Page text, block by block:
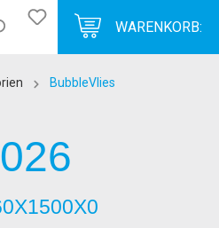
WARENKORB:
BubbleVlies